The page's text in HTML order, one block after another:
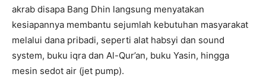
akrab disapa Bang Dhin langsung menyatakan
kesiapannya membantu sejumlah kebutuhan masyarakat
melalui dana pribadi, seperti alat habsyi dan sound
system, buku iqra dan Al-Qur’an, buku Yasin, hingga
mesin sedot air (jet pump).